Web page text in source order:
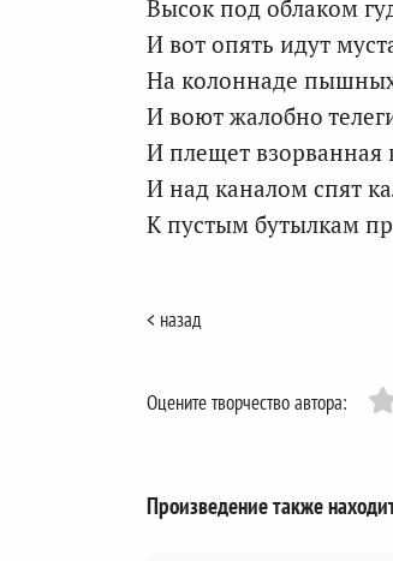
Высок под облаком
И вот опять идут
На колоннаде
И воют жалобно
И плещет взорванная
И над каналом спят
К пустым бутылкам
< назад
Оцените творчество автора:
Произведение также